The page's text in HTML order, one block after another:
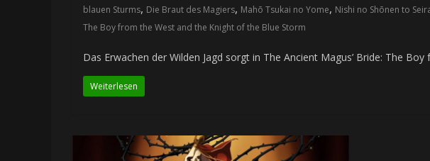
blauen Sturms, Die Braut des Magiers, Mahō Tsukai no Yome, Nishi no Shōnen to
The Boy from the West and the Knight of the Blue Storm
Das Erwachen der Wilden Jagd sorgt in The Ancient Magus’ Bride: The
Weiterlesen